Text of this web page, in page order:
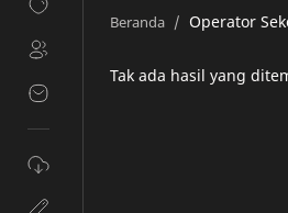
Operator
Tak ada hasil yang